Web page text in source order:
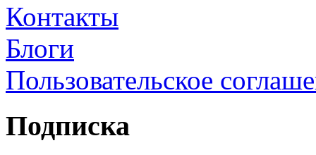
Контакты
Блоги
Пользовательское
Подписка